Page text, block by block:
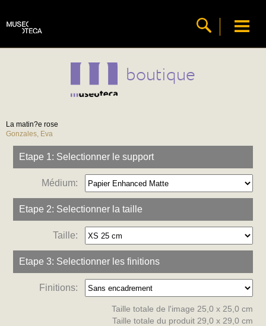
boutique
La matin?e rose
Gonzales, Eva
Etape 1: Selectionner le support
Médium:
Etape 2: Selectionner la taille
Taille:
Etape 3: Selectionner les finitions
Finitions:
Taille totale de l'image 25,0 x 25,0 cm
Taille totale du produit 29,0 x 29,0 cm